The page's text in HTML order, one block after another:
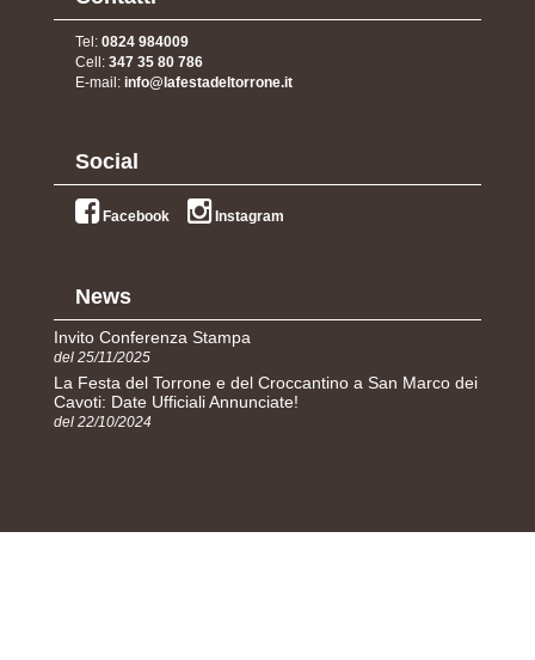
Tel: 0824 984009
Cell: 347 35 80 786
E-mail: info@lafestadeltorrone.it
Social
Facebook Instagram
News
Invito Conferenza Stampa
del 25/11/2025
La Festa del Torrone e del Croccantino a San Marco dei
Cavoti: Date Ufficiali Annunciate!
del 22/10/2024